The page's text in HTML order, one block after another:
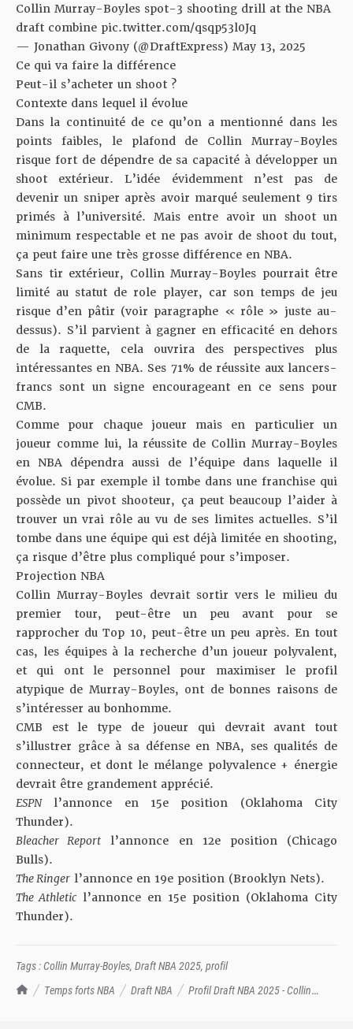
TrashTalk Actu NBA
Temps forts NBA Draft NBA
Profil Draft NBA 2025 - Collin
Collin Murray-Boyles spot-3 shooting drill at the NBA
draft combine pic.twitter.com/qsqp53l0Jq
— Jonathan Givony (@DraftExpress) May 13, 2025
Ce qui va faire la différence
Peut-il s’acheter un shoot ?
Contexte dans lequel il évolue
Dans la continuité de ce qu’on a mentionné dans les
points faibles, le plafond de Collin Murray-Boyles
risque fort de dépendre de sa capacité à développer un
shoot extérieur. L’idée évidemment n’est pas de
devenir un sniper après avoir marqué seulement 9 tirs
primés à l’université. Mais entre avoir un shoot un
minimum respectable et ne pas avoir de shoot du tout,
ça peut faire une très grosse différence en NBA.
Sans tir extérieur, Collin Murray-Boyles pourrait être
limité au statut de role player, car son temps de jeu
risque d’en pâtir (voir paragraphe « rôle » juste au-
dessus). S’il parvient à gagner en efficacité en dehors
de la raquette, cela ouvrira des perspectives plus
intéressantes en NBA. Ses 71% de réussite aux lancers-
francs sont un signe encourageant en ce sens pour
CMB.
Comme pour chaque joueur mais en particulier un
joueur comme lui, la réussite de Collin Murray-Boyles
en NBA dépendra aussi de l’équipe dans laquelle il
évolue. Si par exemple il tombe dans une franchise qui
possède un pivot shooteur, ça peut beaucoup l’aider à
trouver un vrai rôle au vu de ses limites actuelles. S’il
tombe dans une équipe qui est déjà limitée en shooting,
ça risque d’être plus compliqué pour s’imposer.
Projection NBA
Collin Murray-Boyles devrait sortir vers le milieu du
premier tour, peut-être un peu avant pour se
rapprocher du Top 10, peut-être un peu après. En tout
cas, les équipes à la recherche d’un joueur polyvalent,
et qui ont le personnel pour maximiser le profil
atypique de Murray-Boyles, ont de bonnes raisons de
s’intéresser au bonhomme.
CMB est le type de joueur qui devrait avant tout
s’illustrer grâce à sa défense en NBA, ses qualités de
connecteur, et dont le mélange polyvalence + énergie
devrait être grandement apprécié.
ESPNl’annonce en 15e position (Oklahoma City
Thunder).
Bleacher Report l’annonce en 12e position (Chicago
Bulls).
The Ringer l’annonce en 19e position (Brooklyn Nets).
The Athletic l’annonce en 15e position (Oklahoma City
Thunder).
Tags :Collin Murray-Boyles, Draft NBA 2025, profil